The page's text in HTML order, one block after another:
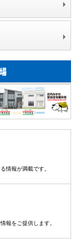
情報が満載です。
報をご提供します。